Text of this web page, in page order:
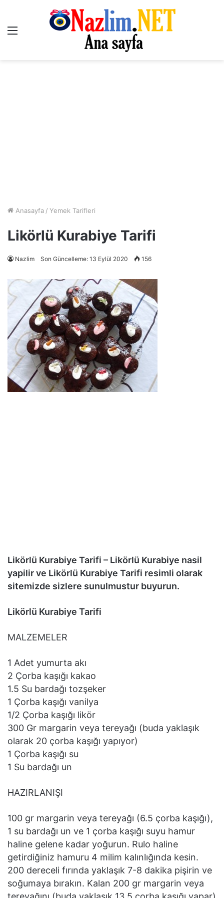
Menü
Anasayfa / Yemek Tarifleri
Likörlü Kurabiye Tarifi
Nazlim Son Güncelleme: 13 Eylül 2020 156
Likörlü Kurabiye Tarifi – Likörlü Kurabiye nasil
yapilir ve Likörlü Kurabiye Tarifi resimli olarak
sitemizde sizlere sunulmustur buyurun.
Likörlü Kurabiye Tarifi
MALZEMELER
1 Adet yumurta akı
2 Çorba kaşığı kakao
1.5 Su bardağı tozşeker
1 Çorba kaşığı vanilya
1/2 Çorba kaşığı likör
300 Gr margarin veya tereyağı (buda yaklaşık
olarak 20 çorba kaşığı yapıyor)
1 Çorba kaşığı su
1 Su bardağı un
HAZIRLANIŞI
100 gr margarin veya tereyağı (6.5 çorba kaşığı),
1 su bardağı un ve 1 çorba kaşığı suyu hamur
haline gelene kadar yoğurun. Rulo haline
getirdiğiniz hamuru 4 milim kalınlığında kesin.
200 dereceli fırında yaklaşık 7-8 dakika pişirin ve
soğumaya bırakın. Kalan 200 gr margarin veya